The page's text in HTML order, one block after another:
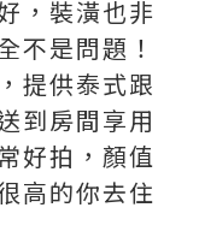
，裝潢也非
不是問題！
提供泰式跟
到房間享用
好拍，顏值
高的你去住